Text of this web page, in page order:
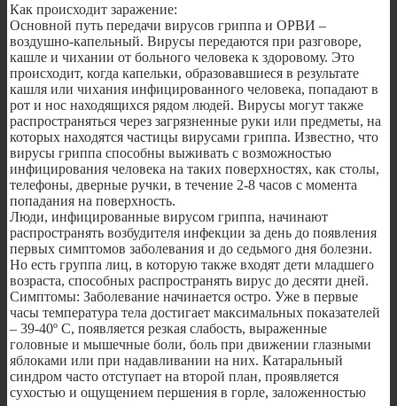
Как происходит заражение:
Основной путь передачи вирусов гриппа и ОРВИ –
воздушно-капельный. Вирусы передаются при разговоре,
кашле и чихании от больного человека к здоровому. Это
происходит, когда капельки, образовавшиеся в результате
кашля или чихания инфицированного человека, попадают в
рот и нос находящихся рядом людей. Вирусы могут также
распространяться через загрязненные руки или предметы, на
которых находятся частицы вирусами гриппа. Известно, что
вирусы гриппа способны выживать с возможностью
инфицирования человека на таких поверхностях, как столы,
телефоны, дверные ручки, в течение 2-8 часов с момента
попадания на поверхность.
Люди, инфицированные вирусом гриппа, начинают
распространять возбудителя инфекции за день до появления
первых симптомов заболевания и до седьмого дня болезни.
Но есть группа лиц, в которую также входят дети младшего
возраста, способных распространять вирус до десяти дней.
Симптомы: Заболевание начинается остро. Уже в первые
часы температура тела достигает максимальных показателей
– 39-40º С, появляется резкая слабость, выраженные
головные и мышечные боли, боль при движении глазными
яблоками или при надавливании на них. Катаральный
синдром часто отступает на второй план, проявляется
сухостью и ощущением першения в горле, заложенностью